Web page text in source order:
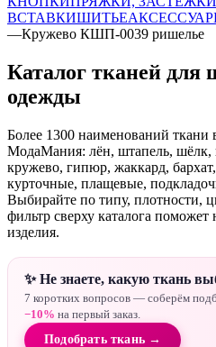
ВСТАВКИШИТЬЕ
—Кружево КШП-0039 ришелье
Каталог тканей
одежды
Более 1300 наименований ткани
МодаМания: лён, штапель, шёлк,
кружево, гипюр, жаккард,
курточные, плащевые,
Выбирайте по типу, плотности,
фильтр сверху каталога поможет
изделия.
✨ Не знаете, какую ткань
7 коротких вопросов — соберём
−10% на первый заказ.
Подобрать ткань →